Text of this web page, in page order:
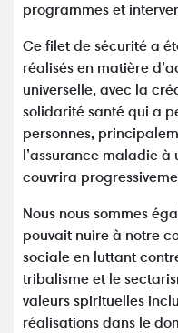
programmes et
Ce filet de sécurité a
réalisés en matière
universelle, avec la
solidarité santé qui a
personnes,
l’assurance maladie à
couvrira
Nous nous sommes
pouvait nuire à notre
sociale en luttant
tribalisme et le
valeurs spirituelles
réalisations dans le